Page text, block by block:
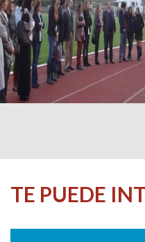
TE PUEDE